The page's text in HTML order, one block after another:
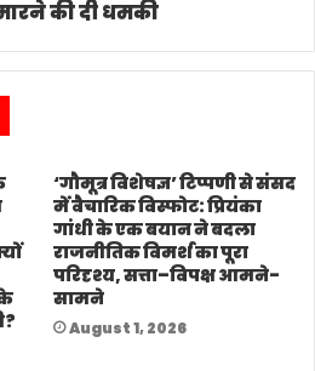
की दी धमकी
के
‘गौमूत्र विशेषज्ञ’ टिप्पणी से संसद
में वैचारिक विस्फोट: प्रियंका
गांधी के एक बयान ने बदला
राजनीतिक विमर्श का पूरा
परिदृश्य, सत्ता–विपक्ष आमने-
सामने
August 1, 2026